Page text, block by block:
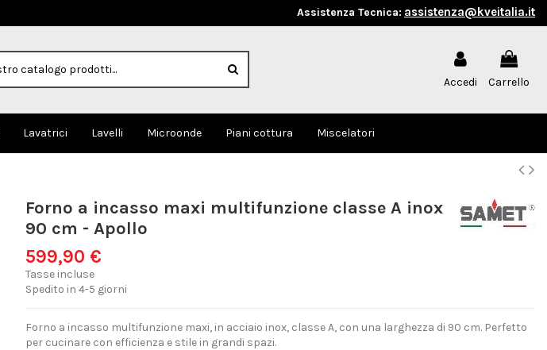
Assistenza Tecnica: assistenza@kveitalia.it
Accedi Carrello
Lavatrici Lavelli Microonde Piani cottura Miscelatori
Forno a incasso maxi multifunzione classe A inox
90 cm - Apollo
599,90 €
Tasse incluse
Spedito in 4-5 giorni
Forno a incasso multifunzione maxi, in acciaio inox, classe A, con una larghezza di 90 cm. Perfetto
per cucinare con efficienza e stile in grandi spazi.